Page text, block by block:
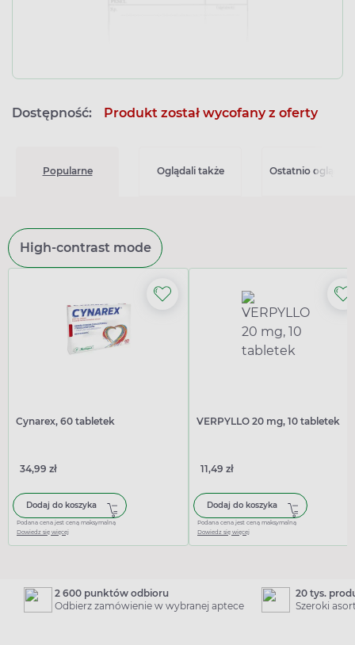
Dostępność: Produkt został wycofany z oferty
Popularne Oglądali także Ostatnio
High-contrast mode
Cynarex, 60 tabletek
34,99 zł
Dodaj do koszyka
Podana cena jest ceną maksymalną
Dowiedz się więcej
VERPYLLO 20 mg, 10 tabletek
11,49 zł
Dodaj do koszyka
Podana cena jest ceną maksymalną
Dowiedz się więcej
2 600 punktów odbioru
Odbierz zamówienie w wybranej aptece
20 tys.
Szeroki